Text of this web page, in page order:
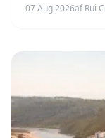
hvordan du
07 Aug 2026af Rui